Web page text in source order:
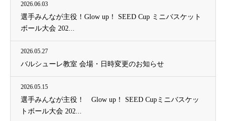
2026.06.03
選手みんなが主役！Glow up！ SEED Cup ミニバスケット
ボール大会 202...
2026.05.27
バルシューレ教室 会場・日時変更のお知らせ
2026.05.15
選手みんなが主役！ Glow up！ SEED Cupミニバスケッ
トボール大会 202...